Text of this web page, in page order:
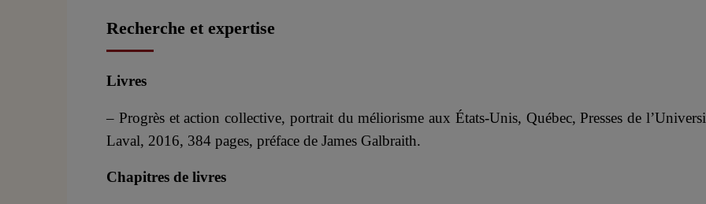
Recherche et expertise
Livres
– Progrès et action collective, portrait du méliorisme aux États-Unis, Québec, Presses de
Laval, 2016, 384 pages, préface de James Galbraith.
Chapitres de livres